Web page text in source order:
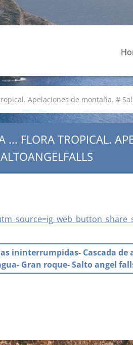
Apelaciones de montaña. #
FLORA TROPICAL.
ininterrumpidas- Cascada de
Gran roque- Salto angel